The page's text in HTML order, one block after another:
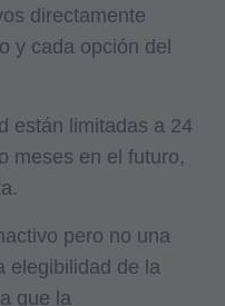
directamente
y cada opción del
están limitadas a 24
meses en el futuro,
pero no una
elegibilidad de la
que la